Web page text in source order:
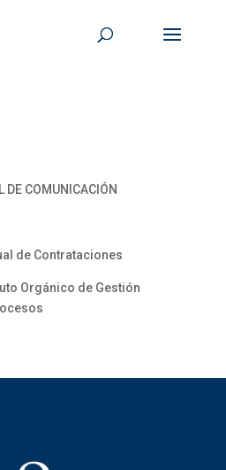
DE COMUNICACIÓN
de Contrataciones
Orgánico de Gestión